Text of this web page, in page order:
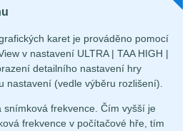
karet je prováděno pomocí
v nastavení ULTRA | TAA HIGH |
detailního nastavení hry
nastavení (vedle výběru rozlišení).
snímková frekvence. Čím vyšší je
frekvence v počítačové hře, tím